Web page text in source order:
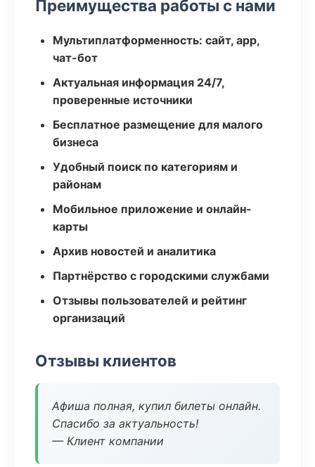
Преимущества работы с нами
Мультиплатформенность: сайт, app,
чат-бот
Актуальная информация 24/7,
проверенные источники
Бесплатное размещение для малого
бизнеса
Удобный поиск по категориям и
районам
Мобильное приложение и онлайн-
карты
Архив новостей и аналитика
Партнёрство с городскими службами
Отзывы пользователей и рейтинг
организаций
Отзывы клиентов
Афиша полная, купил билеты онлайн.
Спасибо за актуальность!
— Клиент компании